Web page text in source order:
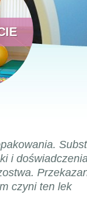
i
czyni ten lek